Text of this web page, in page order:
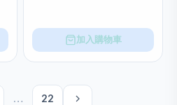
加入購物車
… 22